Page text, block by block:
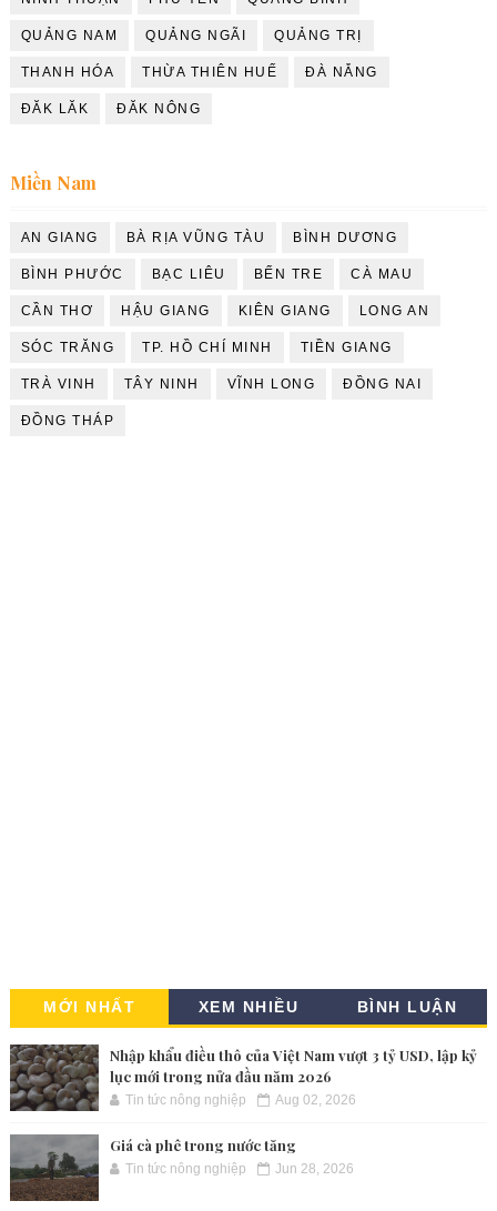
QUẢNG NAM QUẢNG NGÃI QUẢNG TRỊ
THANH HÓA THỪA THIÊN HUẾ ĐÀ NẴNG
ĐĂK LĂK ĐĂK NÔNG
Miền Nam
AN GIANG BÀ RỊA VŨNG TÀU BÌNH DƯƠNG
BÌNH PHƯỚC BẠC LIÊU BẾN TRE CÀ MAU
CẦN THƠ HẬU GIANG KIÊN GIANG LONG AN
SÓC TRĂNG TP. HỒ CHÍ MINH TIỀN GIANG
TRÀ VINH TÂY NINH VĨNH LONG ĐỒNG NAI
ĐỒNG THÁP
MỚI NHẤT XEM NHIỀU BÌNH LUẬN
Nhập khẩu điều thô của Việt Nam vượt 3 tỷ USD, lập kỷ
lục mới trong nửa đầu năm 2026
Tin tức nông nghiệp Aug 02, 2026
Giá cà phê trong nước tăng
Tin tức nông nghiệp Jun 28, 2026